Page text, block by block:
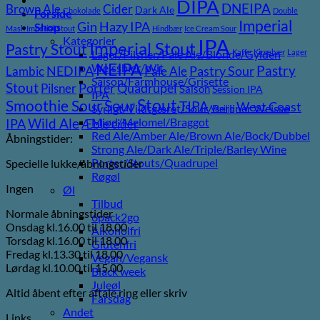
Forside
Shop
Kategorier
Lager/Pilsner/Pale Ale/Blonde/Gylden
Weissbier/Wit
Saison/Farmhouse/Grisette
IPA
Syrligt/Vildtgæret/Sour/Berliner Weisse
Mjød/Melomel/Braggot
Red Ale/Amber Ale/Brown Ale/Bock/Dubbel
Strong Ale/Dark Ale/Triple/Barley Wine
Porter/Stouts/Quadrupel
Røgøl
Øl
Tilbud
6pack2go
Alkoholfri
Glutenfri
Vegan/Vegansk
Black week
Juleøl
Farsdag
Andet
Brown Ale Chokolade Cider Dark Ale DIPA DNEIPA Double
Mash Imperial Stout Gin Hazy IPA Hindbær Ice Cream Sour Imperial
Pastry StoutImperial StoutIPA Kaffe Kirsebær Lager
Lambic NEDIPANEIPAPale Ale Pastry Sour Pastry
Stout Pilsner PorterQuadrupelSaisonSession IPA
Smoothie SourSourStoutTIPA Vanilje West Coast
IPAWild Ale Æble cider
Åbningstider:
Specielle lukke/åbningstider
Ingen
Normale åbningstider
Onsdag kl.16.00 til 18.00
Torsdag kl.16.00 til 18.00
Fredag kl.13.30 til 18.00
Lørdag kl.10.00 til 15.00
Altid åbent efter aftale ring eller skriv